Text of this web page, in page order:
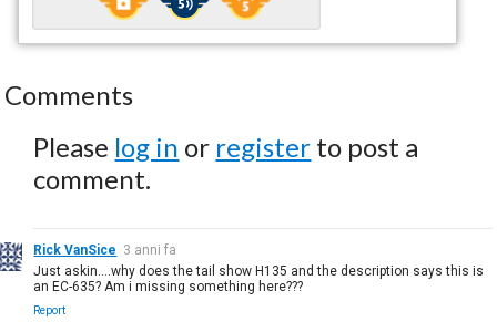
Comments
Please log in or register to post a
comment.
Rick VanSice 3 anni fa
Just askin....why does the tail show H135 and the description says this is
an EC-635? Am i missing something here???
Report